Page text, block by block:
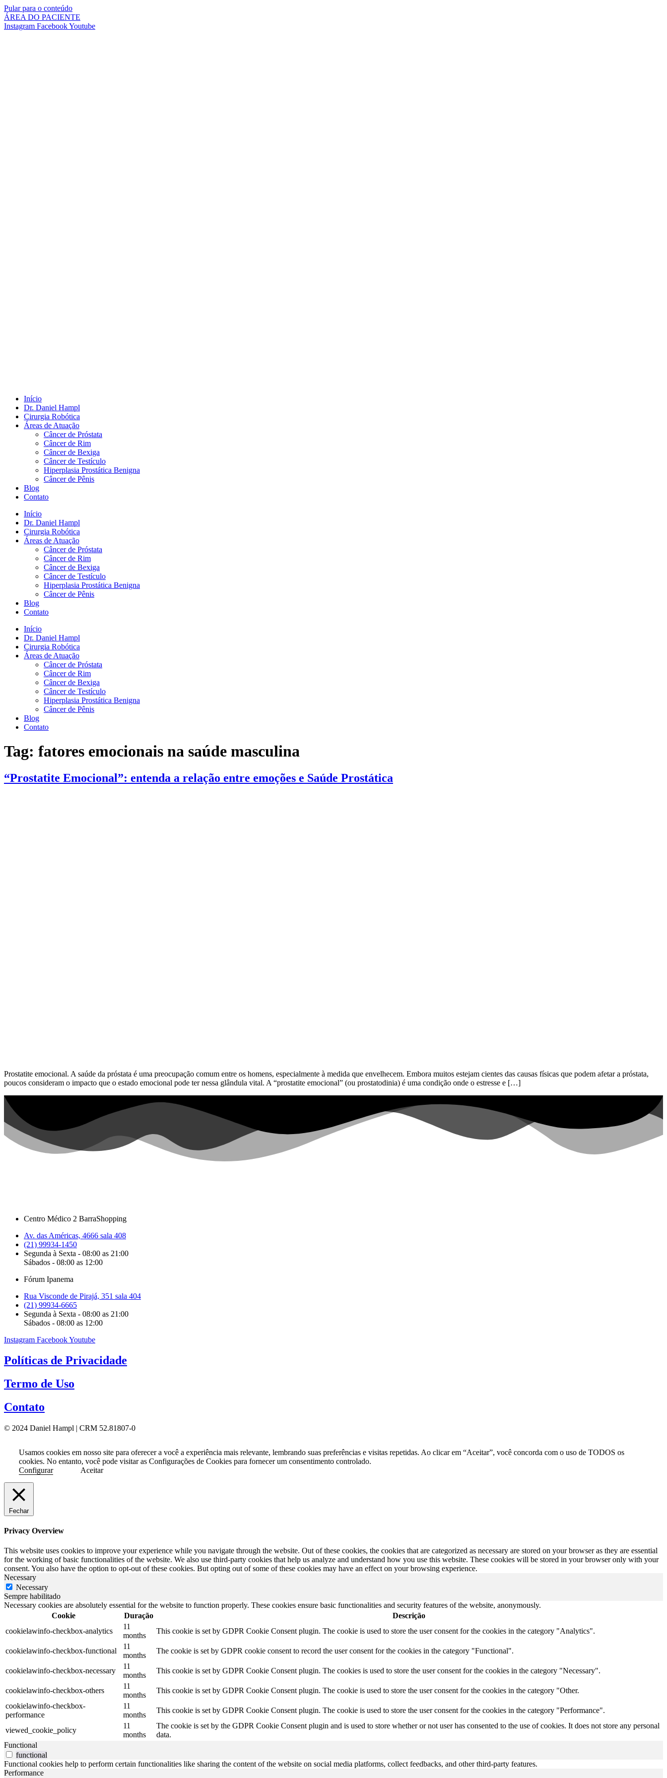
Pular para o conteúdo
ÁREA DO PACIENTE
Instagram FacebookYoutube
Início
Dr. Daniel Hampl
Cirurgia Robótica
Áreas de Atuação
Câncer de Próstata
Câncer de Rim
Câncer de Bexiga
Câncer de Testículo
Hiperplasia Prostática Benigna
Câncer de Pênis
Blog
Contato
Início
Dr. Daniel Hampl
Cirurgia Robótica
Áreas de Atuação
Câncer de Próstata
Câncer de Rim
Câncer de Bexiga
Câncer de Testículo
Hiperplasia Prostática Benigna
Câncer de Pênis
Blog
Contato
Início
Dr. Daniel Hampl
Cirurgia Robótica
Áreas de Atuação
Câncer de Próstata
Câncer de Rim
Câncer de Bexiga
Câncer de Testículo
Hiperplasia Prostática Benigna
Câncer de Pênis
Blog
Contato
Tag: fatores emocionais na saúde masculina
“Prostatite Emocional”: entenda a relação entre emoções e Saúde Prostática
Prostatite emocional. A saúde da próstata é uma preocupação comum entre os homens, especialmente à medida que envelhecem. Embora muitos estejam cientes das causas físicas que podem afetar a próstata,
poucos consideram o impacto que o estado emocional pode ter nessa glândula vital. A “prostatite emocional” (ou prostatodinia) é uma condição onde o estresse e […]
Centro Médico 2 BarraShopping
Av. das Américas, 4666 sala 408
(21) 99934-1450
Segunda à Sexta - 08:00 as 21:00
Sábados - 08:00 as 12:00
Fórum Ipanema
Rua Visconde de Pirajá, 351 sala 404
(21) 99934-6665
Segunda à Sexta - 08:00 as 21:00
Sábados - 08:00 as 12:00
Instagram FacebookYoutube
Políticas de Privacidade
Termo de Uso
Contato
© 2024 Daniel Hampl | CRM 52.81807-0
Usamos cookies em nosso site para oferecer a você a experiência mais relevante, lembrando suas preferências e visitas repetidas. Ao clicar em “Aceitar”, você concorda com o uso de TODOS os
cookies. No entanto, você pode visitar as Configurações de Cookies para fornecer um consentimento controlado.
Configurar
Aceitar
Fechar
Privacy Overview
This website uses cookies to improve your experience while you navigate through the website. Out of these cookies, the cookies that are categorized as necessary are stored on your browser as they are essential
for the working of basic functionalities of the website. We also use third-party cookies that help us analyze and understand how you use this website. These cookies will be stored in your browser only with your
consent. You also have the option to opt-out of these cookies. But opting out of some of these cookies may have an effect on your browsing experience.
Necessary
Necessary
Sempre habilitado
Necessary cookies are absolutely essential for the website to function properly. These cookies ensure basic functionalities and security features of the website, anonymously.
Cookie
Duração
Descrição
cookielawinfo-checkbox-analytics
11
months
This cookie is set by GDPR Cookie Consent plugin. The cookie is used to store the user consent for the cookies in the category "Analytics".
cookielawinfo-checkbox-functional
11
months
The cookie is set by GDPR cookie consent to record the user consent for the cookies in the category "Functional".
cookielawinfo-checkbox-necessary
11
months
This cookie is set by GDPR Cookie Consent plugin. The cookies is used to store the user consent for the cookies in the category "Necessary".
cookielawinfo-checkbox-others
11
months
This cookie is set by GDPR Cookie Consent plugin. The cookie is used to store the user consent for the cookies in the category "Other.
cookielawinfo-checkbox-
performance
11
months
This cookie is set by GDPR Cookie Consent plugin. The cookie is used to store the user consent for the cookies in the category "Performance".
viewed_cookie_policy
11
months
The cookie is set by the GDPR Cookie Consent plugin and is used to store whether or not user has consented to the use of cookies. It does not store any personal
data.
Functional
functional
Functional cookies help to perform certain functionalities like sharing the content of the website on social media platforms, collect feedbacks, and other third-party features.
Performance